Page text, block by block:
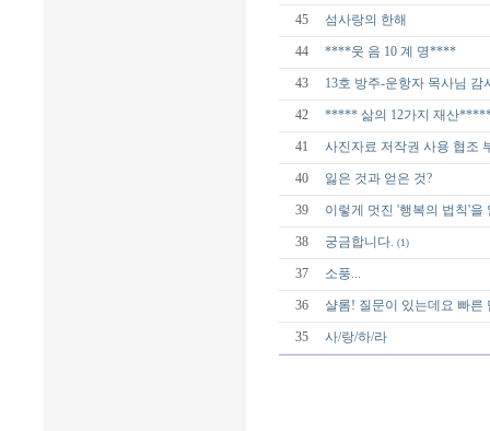
45 섬사랑의 한해
44 ****웃 음 10 계 명****
43 13호 방주-운항자 목사님 감
42 ***** 삶의 12가지 재산
41 사진자료 저작권 사용 협조
40 잃은 것과 얻은 것?
39 이렇게 멋진 '행복의 법칙'을
38 궁금합니다. (1)
37 소풍...
36 샬롬! 질문이 있는데요 빠른
35 사/랑/하/라